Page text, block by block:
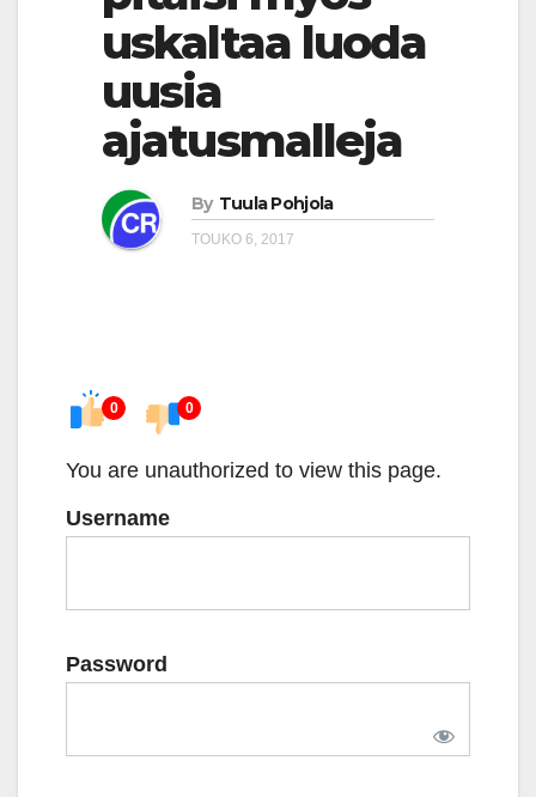
uskaltaa luoda
uusia
ajatusmalleja
By Tuula Pohjola
TOUKO 6, 2017
0 0
You are unauthorized to view this page.
Username
Password